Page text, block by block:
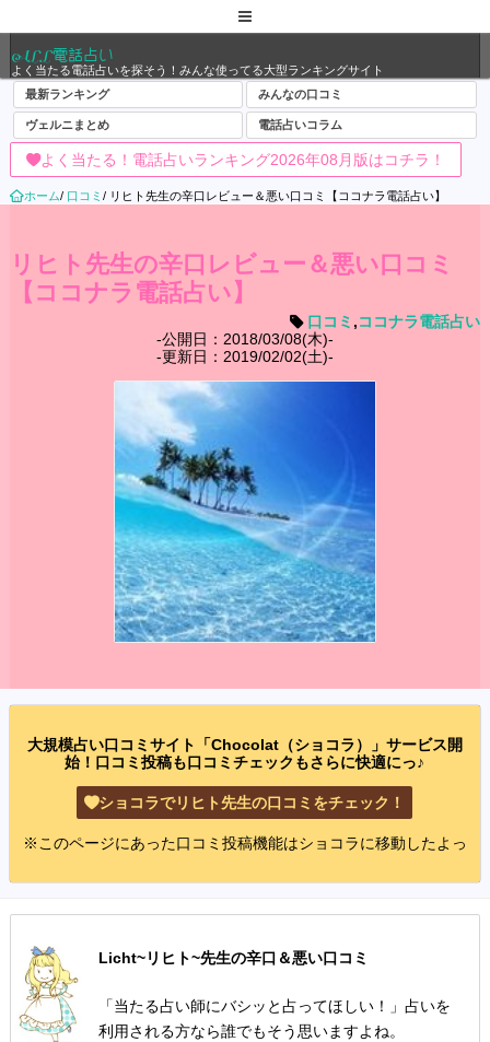
ALL電話占い
よく当たる電話占いを探そう！みんな使ってる大型ランキングサイト
最新ランキング
みんなの口コミ
ヴェルニまとめ 電話占いコラム
よく当たる！電話占いランキング2026年08月版はコチラ！
ホーム/ 口コミ / リヒト先生の辛口レビュー＆悪い口コミ【ココナラ電話占い】
リヒト先生の辛口レビュー＆悪い口コミ
【ココナラ電話占い】
口コミ ,ココナラ電話占い
公開日：2018/03/08(木)
更新日：2019/02/02(土)
大規模占い口コミサイト「Chocolat（ショコラ）」サービス開
始！口コミ投稿も口コミチェックもさらに快適にっ♪
ショコラでリヒト先生の口コミをチェック！
※このページにあった口コミ投稿機能はショコラに移動したよっ
Licht~リヒト~先生の辛口＆悪い口コミ
「当たる占い師にバシッと占ってほしい！」占いを
利用される方なら誰でもそう思いますよね。